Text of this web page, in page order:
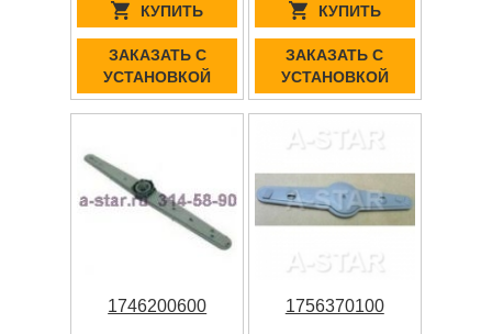
КУПИТЬ
ЗАКАЗАТЬ С
УСТАНОВКОЙ
КУПИТЬ
ЗАКАЗАТЬ С
УСТАНОВКОЙ
1746200600 1756370100